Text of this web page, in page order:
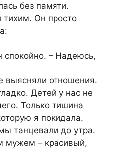
без памяти.
Он просто
спокойно. – Надеюсь,
выясняли отношения.
Детей у нас не
Только тишина
я покидала.
танцевали до утра.
мужем – красивый,